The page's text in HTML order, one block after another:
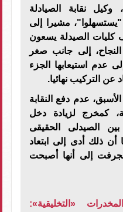
نقابة الصيادلة
"يستسهلوا"، مشيرا إلى
كليات الصيدلة يسعون
إلى جانب صغر
عدم استيعابها الجزء
عن التركيب نهائيا.
عدم دفع النقابة
كمخرج لزيادة دخل
بين الصيدلى الحقيقى
ذلك أدى إلى ابتعاد
إلى أنها أصبحت
«التخليقية»: